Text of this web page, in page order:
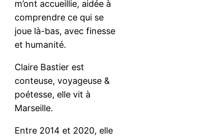
m’ont accueillie, aidée à
comprendre ce qui se
joue là-bas, avec finesse
et humanité.
Claire Bastier est
conteuse, voyageuse &
poétesse, elle vit à
Marseille.
Entre 2014 et 2020, elle